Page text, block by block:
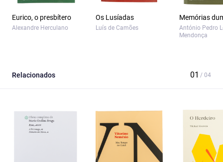
Eurico, o presbítero
Alexandre Herculano
Os Lusíadas
Luís de Camões
Memórias
António Pedro
Mendonça
Relacionados